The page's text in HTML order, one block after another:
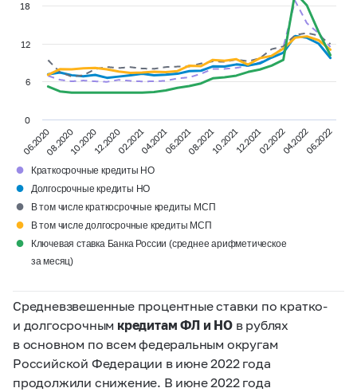
06.202008.202010.202012.202002.202104.202106.202108.202110.202112.202102.202204.202206.2022
0
6
12
18
● Краткосрочные кредиты НО
● Долгосрочные кредиты НО
● В том числе краткосрочные кредиты МСП
● В том числе долгосрочные кредиты МСП
●
Ключевая ставка Банка России (среднее арифметическое
за месяц)
Средневзвешенные процентные ставки по кратко-
и долгосрочным кредитам ФЛ и НОв рублях
в основном по всем федеральным округам
Российской Федерации в июне 2022 года
продолжили снижение. В июне 2022 года